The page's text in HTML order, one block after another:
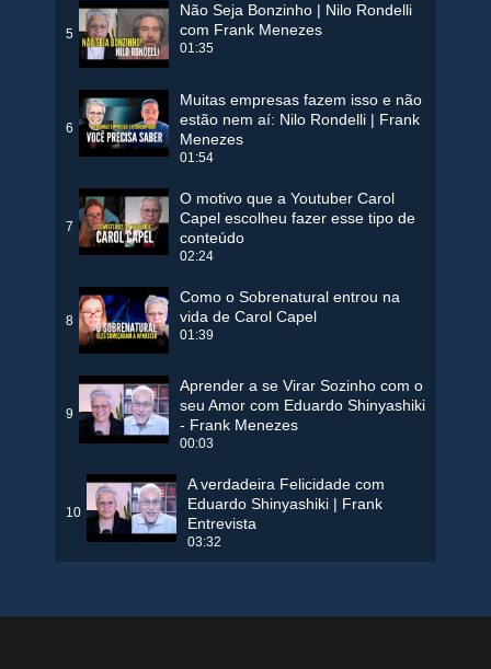
5
Não Seja Bonzinho | Nilo Rondelli
com Frank Menezes
01:35
6
Muitas empresas fazem isso e não
estão nem aí: Nilo Rondelli | Frank
Menezes
01:54
7
O motivo que a Youtuber Carol
Capel escolheu fazer esse tipo de
conteúdo
02:24
8
Como o Sobrenatural entrou na
vida de Carol Capel
01:39
9
Aprender a se Virar Sozinho com o
seu Amor com Eduardo Shinyashiki
- Frank Menezes
00:03
10
A verdadeira Felicidade com
Eduardo Shinyashiki | Frank
Entrevista
03:32